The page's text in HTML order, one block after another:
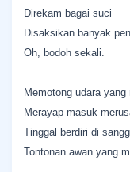
Direkam bagai suci
Disaksikan banyak
Oh, bodoh sekali.
Memotong udara yang
Merayap masuk
Tinggal berdiri di
Tontonan awan yang